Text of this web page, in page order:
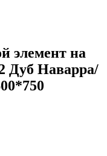
элемент на
Дуб Наварра/